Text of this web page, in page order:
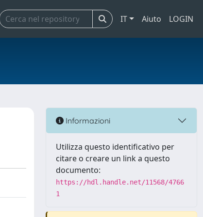
IT Aiuto LOGIN
Informazioni
Utilizza questo identificativo per
citare o creare un link a questo
documento:
https://hdl.handle.net/11568/4766
1